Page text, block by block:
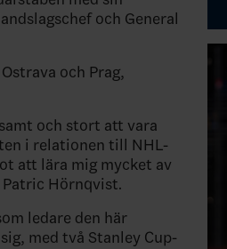
och General
och Prag,
och stort att vara
i relationen till NHL-
att lära mig mycket av
Patric Hörnqvist.
ledare den här
med två Stanley Cup-